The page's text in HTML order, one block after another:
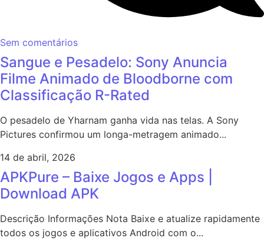
Sem comentários
Sangue e Pesadelo: Sony Anuncia
Filme Animado de Bloodborne com
Classificação R-Rated
O pesadelo de Yharnam ganha vida nas telas. A Sony
Pictures confirmou um longa-metragem animado...
14 de abril, 2026
APKPure – Baixe Jogos e Apps |
Download APK
Descrição Informações Nota Baixe e atualize rapidamente
todos os jogos e aplicativos Android com o...